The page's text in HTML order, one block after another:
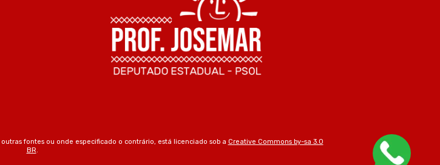
fontes ou onde especificado o contrário, está licenciado sob a Creative Commons by-sa 3.0
BR.